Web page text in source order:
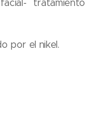
tratamiento
por el nikel.